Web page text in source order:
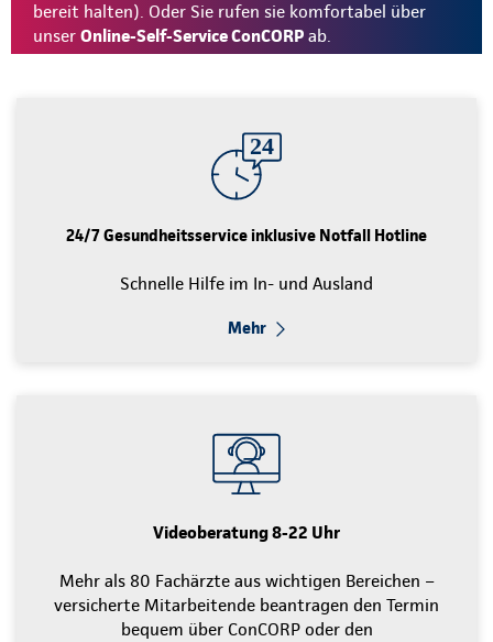
bereit halten). Oder Sie rufen sie komfortabel über
unser Online-Self-Service ConCORP ab.
24/7 Gesundheitsservice inklusive Notfall Hotline
Schnelle Hilfe im In- und Ausland
Mehr
Videoberatung 8-22 Uhr
Mehr als 80 Fachärzte aus wichtigen Bereichen –
versicherte Mitarbeitende beantragen den Termin
bequem über ConCORP oder den